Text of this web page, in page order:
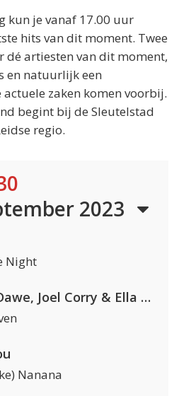
kun je vanaf 17.00 uur
hits van dit moment. Twee
dé artiesten van dit moment,
en natuurlijk een
zaken komen voorbij.
begint bij de Sleutelstad
regio.
2023
Night
Nathan Dawe, Joel Corry & Ella Henderson
Nanana